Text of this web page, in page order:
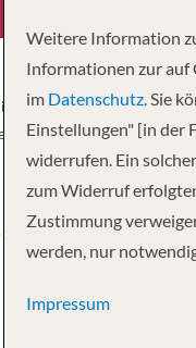
Flensburg, Germany as a
her thoroughly, under
Reset 2
Weitere Information
Informationen zur auf
im Datenschutz.Sie
Einstellungen" [in der
widerrufen. Ein
zum Widerruf
Zustimmung
werden, nur
Impressum